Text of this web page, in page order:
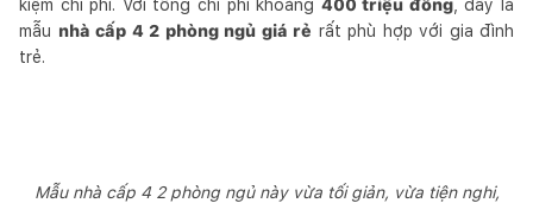
kiệm chi phí. Với tổng chi phí khoảng 400 triệu đồng, đây là
mẫu nhà cấp 4 2 phòng ngủ giá rẻ rất phù hợp với gia đình
trẻ.
Mẫu nhà cấp 4 2 phòng ngủ này vừa tối giản, vừa tiện nghi,